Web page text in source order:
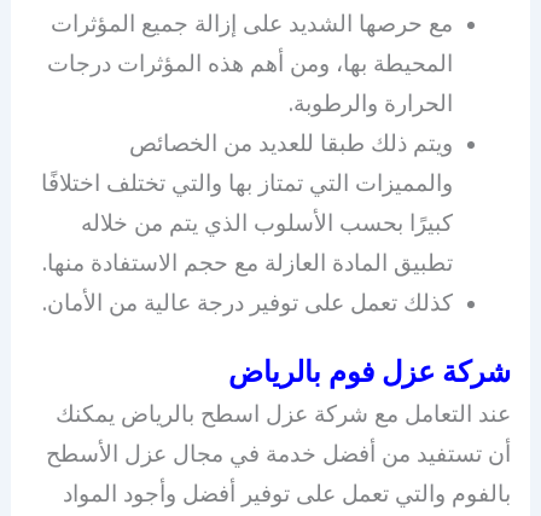
مع حرصها الشديد على إزالة جميع المؤثرات
المحيطة بها، ومن أهم هذه المؤثرات درجات
الحرارة والرطوبة.
ويتم ذلك طبقا للعديد من الخصائص
والمميزات التي تمتاز بها والتي تختلف اختلافًا
كبيرًا بحسب الأسلوب الذي يتم من خلاله
تطبيق المادة العازلة مع حجم الاستفادة منها.
كذلك تعمل على توفير درجة عالية من الأمان.
شركة عزل فوم بالرياض
عند التعامل مع شركة عزل اسطح بالرياض يمكنك
أن تستفيد من أفضل خدمة في مجال عزل الأسطح
بالفوم والتي تعمل على توفير أفضل وأجود المواد